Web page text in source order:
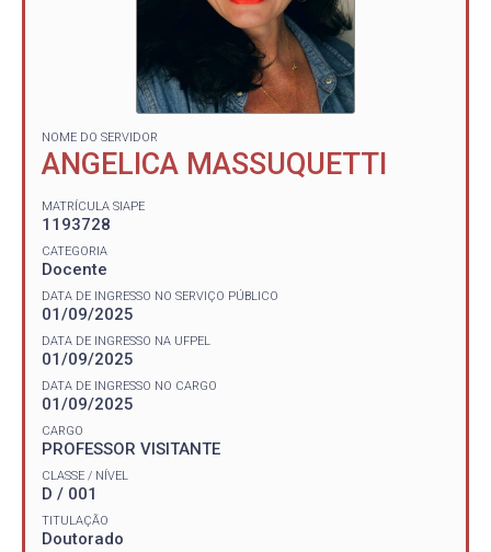
NOME DO SERVIDOR
ANGELICA MASSUQUETTI
MATRÍCULA SIAPE
1193728
CATEGORIA
Docente
DATA DE INGRESSO NO SERVIÇO PÚBLICO
01/09/2025
DATA DE INGRESSO NA UFPEL
01/09/2025
DATA DE INGRESSO NO CARGO
01/09/2025
CARGO
PROFESSOR VISITANTE
CLASSE / NÍVEL
D / 001
TITULAÇÃO
Doutorado